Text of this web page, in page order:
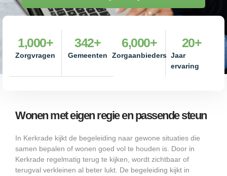
Zorgvragen
1,000+
Gemeenten
342+
Zorgaanbieders
6,000+
Jaar
ervaring
20+
Wonen met eigen regie en passende steun
In Kerkrade kijkt de begeleiding naar gewone situaties die
samen bepalen of wonen goed vol te houden is. Door in
Kerkrade regelmatig terug te kijken, wordt zichtbaar of
terugval verkleinen al beter lukt. De begeleiding kijkt in